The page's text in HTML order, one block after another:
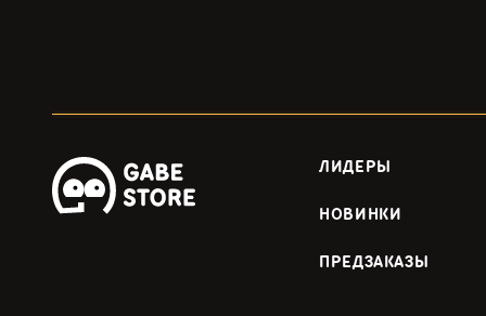
ЛИДЕРЫ
НОВИНКИ
ПРЕДЗАКАЗЫ